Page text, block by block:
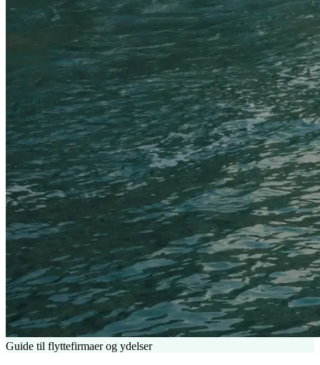
Guide til flyttefirmaer og ydelser